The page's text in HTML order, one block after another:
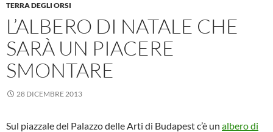
TERRA DEGLI ORSI
L’ALBERO DI NATALE CHE
SARÀ UN PIACERE
SMONTARE
28 DICEMBRE 2013
Sul piazzale del Palazzo delle Arti di Budapest c’è un albero di